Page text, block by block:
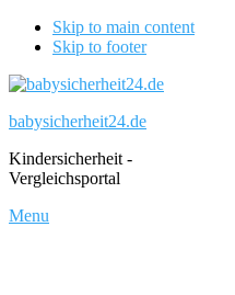
Skip to main content
Skip to footer
babysicherheit24.de
Kindersicherheit -
Vergleichsportal
Menu